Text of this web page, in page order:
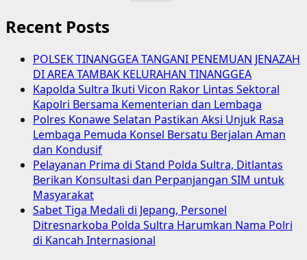
Recent Posts
POLSEK TINANGGEA TANGANI PENEMUAN JENAZAH
DI AREA TAMBAK KELURAHAN TINANGGEA
Kapolda Sultra Ikuti Vicon Rakor Lintas Sektoral
Kapolri Bersama Kementerian dan Lembaga
Polres Konawe Selatan Pastikan Aksi Unjuk Rasa
Lembaga Pemuda Konsel Bersatu Berjalan Aman
dan Kondusif
Pelayanan Prima di Stand Polda Sultra, Ditlantas
Berikan Konsultasi dan Perpanjangan SIM untuk
Masyarakat
Sabet Tiga Medali di Jepang, Personel
Ditresnarkoba Polda Sultra Harumkan Nama Polri
di Kancah Internasional